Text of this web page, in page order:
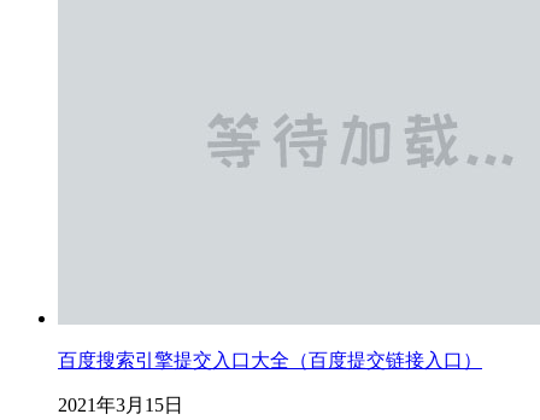
百度搜索引擎提交入口大全（百度提交链接入口）
2021年3月15日